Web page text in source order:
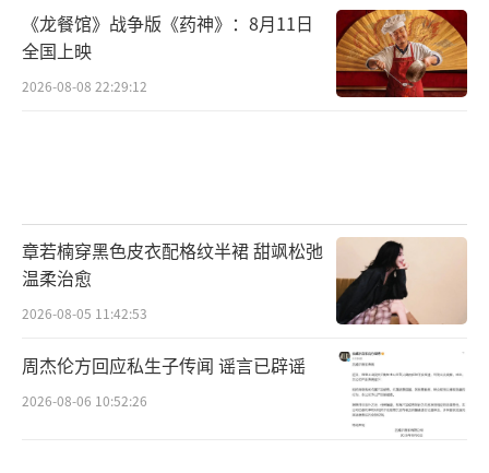
《龙餐馆》战争版《药神》：8月11日
全国上映
2026-08-08 22:29:12
章若楠穿黑色皮衣配格纹半裙 甜飒松弛
温柔治愈
2026-08-05 11:42:53
周杰伦方回应私生子传闻 谣言已辟谣
2026-08-06 10:52:26